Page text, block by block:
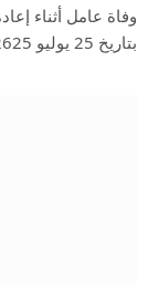
وفاة عامل أثناء
بتاريخ 25 يوليو 202625 يوليو 2026أعلن نادي برشلونة لكرة…